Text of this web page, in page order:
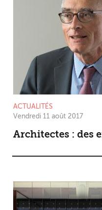
ACTUALITÉS
Vendredi 11 août 2017
Architectes : des